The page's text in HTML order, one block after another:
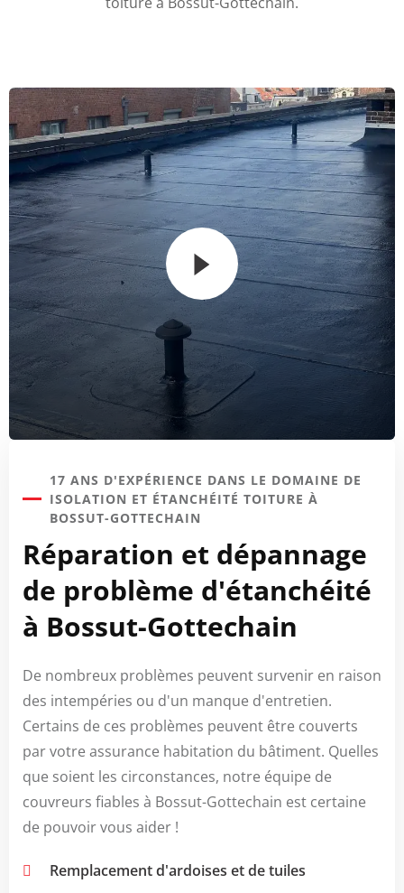
17 ANS D'EXPÉRIENCE DANS LE DOMAINE DE
ISOLATION ET ÉTANCHÉITÉ TOITURE À
BOSSUT-GOTTECHAIN
Réparation et dépannage
de problème d'étanchéité
à Bossut-Gottechain
De nombreux problèmes peuvent survenir en raison
des intempéries ou d'un manque d'entretien.
Certains de ces problèmes peuvent être couverts
par votre assurance habitation du bâtiment. Quelles
que soient les circonstances, notre équipe de
couvreurs fiables à Bossut-Gottechain est certaine
de pouvoir vous aider !
Remplacement d'ardoises et de tuiles